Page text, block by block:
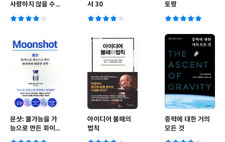
사랑하지 않을 수
서 30
토랑
문샷: 불가능을 가
능으로 만든 화이
아이디어 불패의
법칙
중력에 대한 거의
모든 것